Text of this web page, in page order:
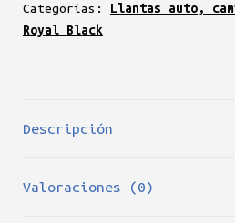
Categorías: Llantas auto,
Royal Black
Descripción
Valoraciones (0)